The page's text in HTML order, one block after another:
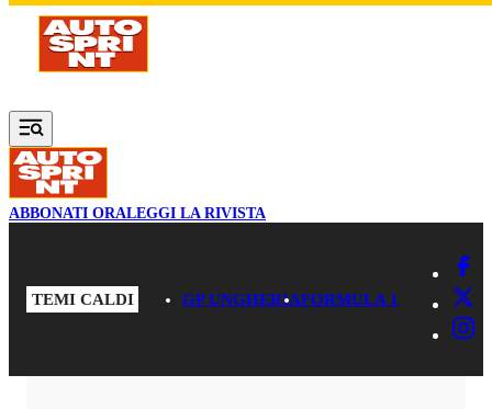
Vai al contenuto principale
ABBONATI ORALEGGI LA RIVISTA
TEMI CALDI GP UNGHERIAFORMULA 1